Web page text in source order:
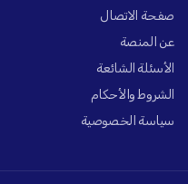
صفحة الاتصال
عن المنصة
الأسئلة الشائعة
الشروط والأحكام
سياسة الخصوصية